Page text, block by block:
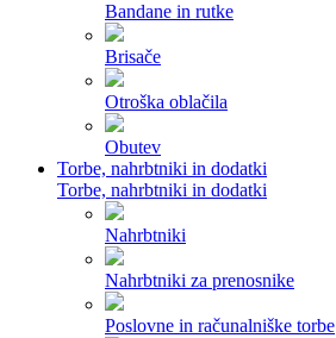
Bandane in rutke
Brisače
Otroška oblačila
Obutev
Torbe, nahrbtniki in dodatki
Torbe, nahrbtniki in dodatki
Nahrbtniki
Nahrbtniki za prenosnike
Poslovne in računalniške torbe